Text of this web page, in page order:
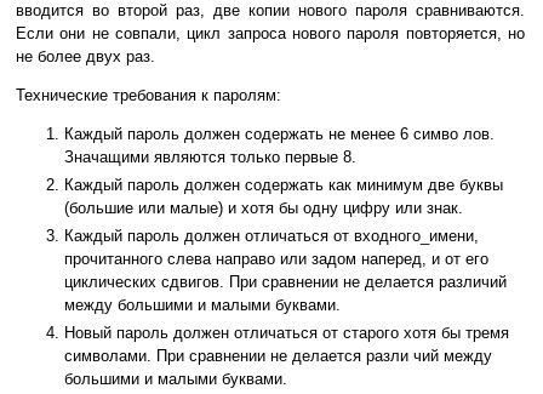
вводится во второй раз, две копии нового пароля сравниваются.
Если они не совпали, цикл запроса нового пароля повторяется, но
не более двух раз.
Технические требования к паролям:
Каждый пароль должен содержать не менее 6 симво лов.
Значащими являются только первые 8.
Каждый пароль должен содержать как минимум две буквы
(большие или малые) и хотя бы одну цифру или знак.
Каждый пароль должен отличаться от входного_имени,
прочитанного слева направо или задом наперед, и от его
циклических сдвигов. При сравнении не делается различий
между большими и малыми буквами.
Новый пароль должен отличаться от старого хотя бы тремя
символами. При сравнении не делается разли чий между
большими и малыми буквами.